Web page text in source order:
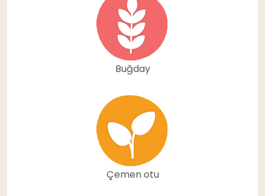
Buğday
Çemen otu